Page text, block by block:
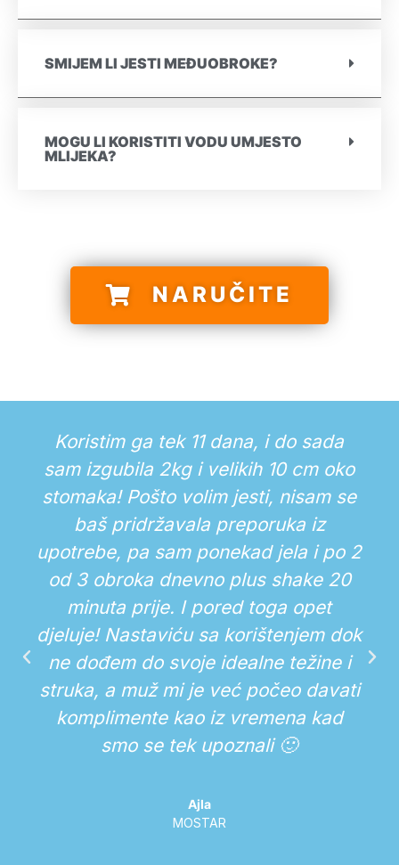
SMIJEM LI JESTI MEĐUOBROKE?
MOGU LI KORISTITI VODU UMJESTO
MLIJEKA?
NARUČITE
Koristim ga tek 11 dana, i do sada
sam izgubila 2kg i velikih 10 cm oko
stomaka! Pošto volim jesti, nisam se
baš pridržavala preporuka iz
upotrebe, pa sam ponekad jela i po 2
od 3 obroka dnevno plus shake 20
minuta prije. I pored toga opet
djeluje! Nastaviću sa korištenjem dok
ne dođem do svoje idealne težine i
struka, a muž mi je već počeo davati
komplimente kao iz vremena kad
smo se tek upoznali 🙂
Ajla
MOSTAR